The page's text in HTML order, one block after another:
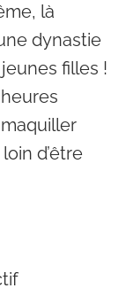
là
dynastie
filles !
d’être